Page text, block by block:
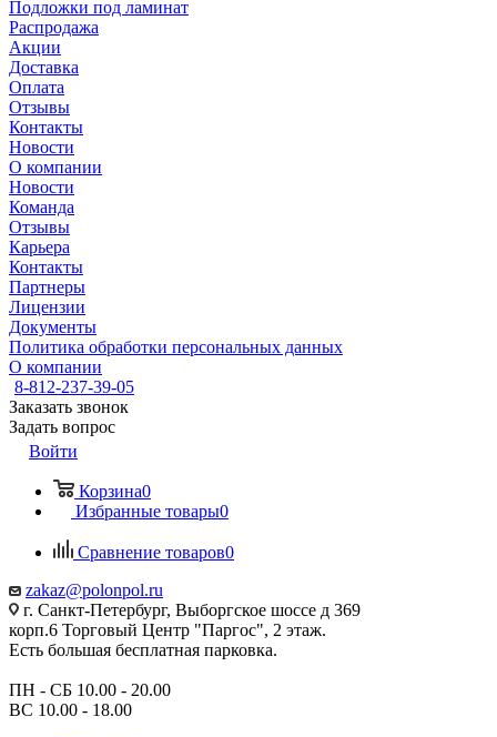
Подложки под ламинат
Распродажа
Акции
Доставка
Оплата
Отзывы
Контакты
Новости
О компании
Новости
Команда
Отзывы
Карьера
Контакты
Партнеры
Лицензии
Документы
Политика обработки персональных данных
О компании
8-812-237-39-05
Заказать звонок
Задать вопрос
Войти
Корзина0
Избранные товары0
Сравнение товаров0
zakaz@polonpol.ru
г. Санкт-Петербург, Выборгское шоссе д 369
корп.6 Торговый Центр "Паргос", 2 этаж.
Есть большая бесплатная парковка.
ПН - СБ 10.00 - 20.00
ВС 10.00 - 18.00